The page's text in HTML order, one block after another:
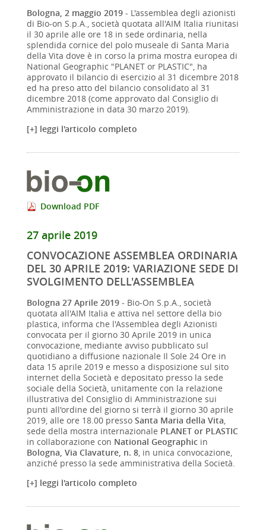
Bologna, 2 maggio 2019- L'assemblea degli azionisti
di Bio-on S.p.A., società quotata all'AIM Italia riunitasi
il 30 aprile alle ore 18 in sede ordinaria, nella
splendida cornice del polo museale di Santa Maria
della Vita dove è in corso la prima mostra europea di
National Geographic "PLANET or PLASTIC", ha
approvato il bilancio di esercizio al 31 dicembre 2018
ed ha preso atto del bilancio consolidato al 31
dicembre 2018 (come approvato dal Consiglio di
Amministrazione in data 30 marzo 2019).
[+] leggi l'articolo completo
Download PDF
27 aprile 2019
CONVOCAZIONE ASSEMBLEA ORDINARIA
DEL 30 APRILE 2019: VARIAZIONE SEDE DI
SVOLGIMENTO DELL'ASSEMBLEA
Bologna 27 Aprile 2019- Bio-On S.p.A., società
quotata all'AIM Italia e attiva nel settore della bio
plastica, informa che l'Assemblea degli Azionisti
convocata per il giorno 30 Aprile 2019 in unica
convocazione, mediante avviso pubblicato sul
quotidiano a diffusione nazionale Il Sole 24 Ore in
data 15 aprile 2019 e messo a disposizione sul sito
internet della Società e depositato presso la sede
sociale della Società, unitamente con la relazione
illustrativa del Consiglio di Amministrazione sui
punti all'ordine del giorno si terrà il giorno 30 aprile
2019, alle ore 18.00 presso Santa Maria della Vita,
sede della mostra internazionale PLANET or PLASTIC
in collaborazione con National Geographicin
Bologna, Via Clavature, n. 8, in unica convocazione,
anziché presso la sede amministrativa della Società.
[+] leggi l'articolo completo